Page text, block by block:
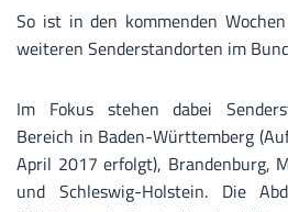
So ist in den kommenden
weiteren Senderstandorten im
Im Fokus stehen dabei
Bereich in Baden-Württemberg
April 2017 erfolgt), Brandenburg,
und Schleswig-Holstein. Die